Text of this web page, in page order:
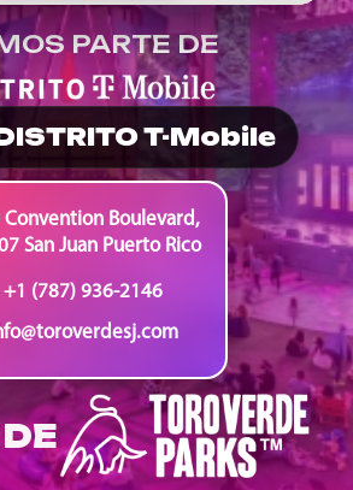
PARTE DE
T-Mobile
Convention Boulevard,
San Juan Puerto Rico
+1 (787) 936-2146